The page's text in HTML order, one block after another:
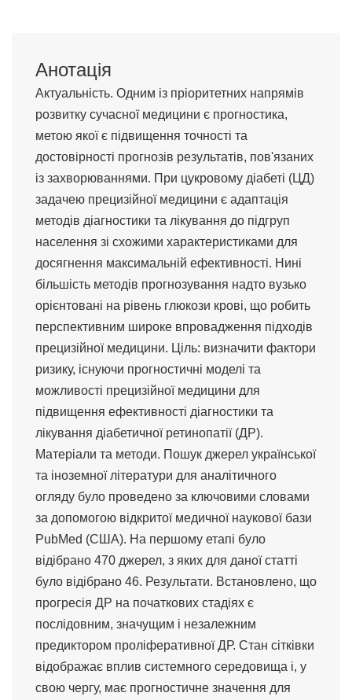
Анотація
Актуальність. Одним із пріоритетних напрямів
розвитку сучасної медицини є прогностика,
метою якої є підвищення точності та
достовірності прогнозів результатів, пов'язаних
із захворюваннями. При цукровому діабеті (ЦД)
задачею прецизійної медицини є адаптація
методів діагностики та лікування до підгруп
населення зі схожими характеристиками для
досягнення максимальній ефективності. Нині
більшість методів прогнозування надто вузько
орієнтовані на рівень глюкози крові, що робить
перспективним широке впровадження підходів
прецизійної медицини. Ціль: визначити фактори
ризику, існуючи прогностичні моделі та
можливості прецизійної медицини для
підвищення ефективності діагностики та
лікування діабетичної ретинопатії (ДР).
Матеріали та методи. Пошук джерел української
та іноземної літератури для аналітичного
огляду було проведено за ключовими словами
за допомогою відкритої медичної наукової бази
PubMed (США). На першому етапі було
відібрано 470 джерел, з яких для даної статті
було відібрано 46. Результати. Встановлено, що
прогресія ДР на початкових стадіях є
послідовним, значущим і незалежним
предиктором проліферативної ДР. Стан сітківки
відображає вплив системного середовища і, у
свою чергу, має прогностичне значення для